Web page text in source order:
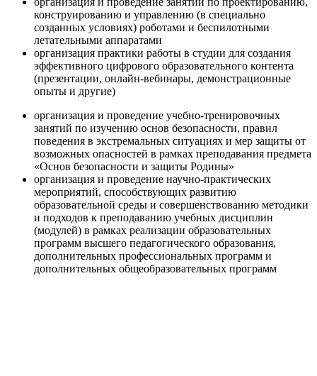
конструированию и управлению (в специально
созданных условиях) роботами и беспилотными
летательными аппаратами
организация практики работы в студии для создания
эффективного цифрового образовательного контента
(презентации, онлайн-вебинары, демонстрационные
опыты и другие)
организация и проведение учебно-тренировочных
занятий по изучению основ безопасности, правил
поведения в экстремальных ситуациях и мер защиты от
возможных опасностей в рамках преподавания предмета
«Основ безопасности и защиты Родины»
организация и проведение научно-практических
мероприятий, способствующих развитию
образовательной среды и совершенствованию методики
и подходов к преподаванию учебных дисциплин
(модулей) в рамках реализации образовательных
программ высшего педагогического образования,
дополнительных профессиональных программ и
дополнительных общеобразовательных программ